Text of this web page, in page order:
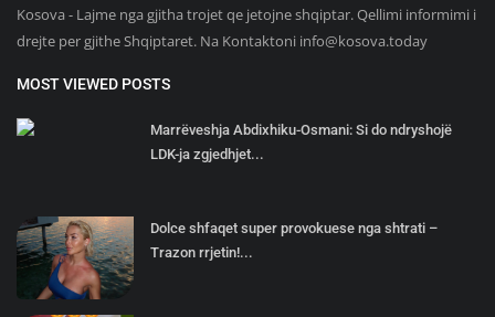
Kosova - Lajme nga gjitha trojet qe jetojne shqiptar. Qellimi informimi i
drejte per gjithe Shqiptaret. Na Kontaktoni info@kosova.today
MOST VIEWED POSTS
Marrëveshja Abdixhiku-Osmani: Si do ndryshojë
LDK-ja zgjedhjet...
Dolce shfaqet super provokuese nga shtrati –
Trazon rrjetin!...